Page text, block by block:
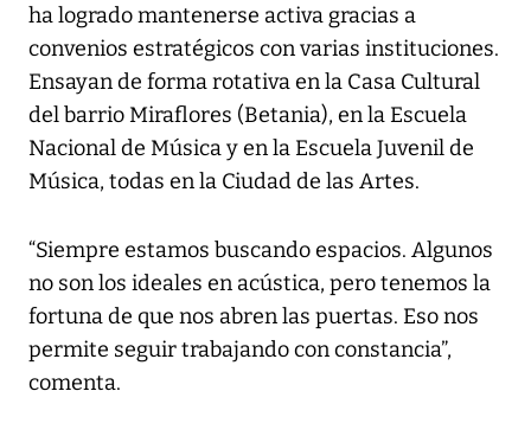
ha logrado mantenerse activa gracias a
convenios estratégicos con varias instituciones.
Ensayan de forma rotativa en la Casa Cultural
del barrio Miraflores (Betania), en la Escuela
Nacional de Música y en la Escuela Juvenil de
Música, todas en la Ciudad de las Artes.
“Siempre estamos buscando espacios. Algunos
no son los ideales en acústica, pero tenemos la
fortuna de que nos abren las puertas. Eso nos
permite seguir trabajando con constancia”,
comenta.